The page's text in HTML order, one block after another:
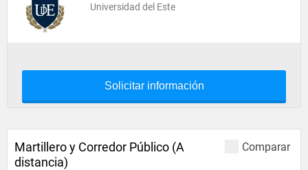
Universidad del Este
Solicitar información
Comparar
Martillero y Corredor Público (A
distancia)